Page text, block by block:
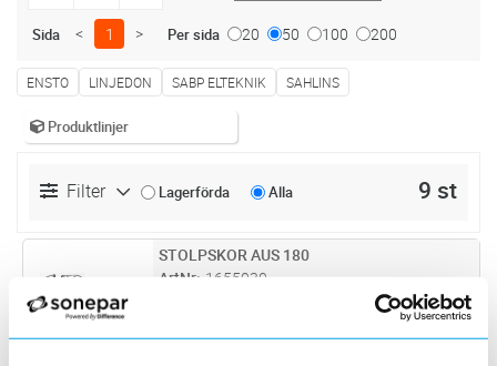
Sida < 1 > Per sida 20 50 100 200
ENSTO LINJEDON SABP ELTEKNIK SAHLINS
Produktlinjer
Filter Lagerförda Alla 9 st
PR Lägg i kundvagn
STOLPSKOR AUS 180
ArtNr 1655030